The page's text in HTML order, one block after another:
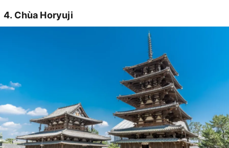
4. Chùa Horyuji